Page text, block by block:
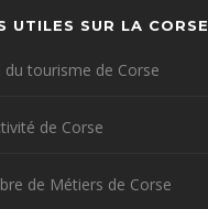
UTILES SUR LA CORSE
du tourisme de Corse
de Corse
de Métiers de Corse